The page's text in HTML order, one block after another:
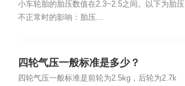
小车轮胎的胎压数值在2.3~2.5之间。以下为胎压
不正常时的影响：胎压...
四轮气压一般标准是多少？
四轮气压一般标准是前轮为2.5kg，后轮为2.7k